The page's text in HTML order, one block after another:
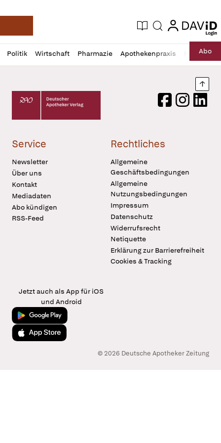
Deutsche Apotheker Zeitung
Aktuelle Ausgabe
Suche login
login
Politik Wirtschaft Pharmazie Apothekenpraxis RechtAbo
Profil
öffnen
Daz
Pur
Deutscher Apotheker Verlag Logo
FacebookInstagram
Service
Newsletter
Über uns
Kontakt
Mediadaten
Abo kündigen
RSS-Feed
Rechtliches
Allgemeine
Geschäftsbedingungen
Allgemeine
Nutzungsbedingungen
Impressum
Datenschutz
Widerrufsrecht
Netiquette
Erklärung zur Barrierefreiheit
Cookies & Tracking
Jetzt auch als App für iOS
und Android
Jetzt bei Google Play
Laden im App Store
© 2026 Deutsche Apotheker Zeitung